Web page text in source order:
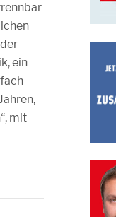
ein
mit